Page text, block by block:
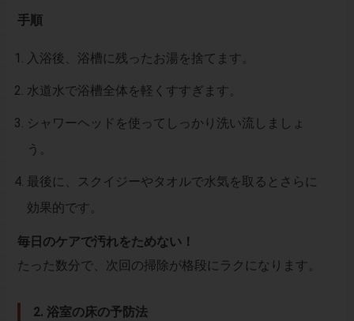
手順
入浴後、浴槽に残ったお湯を捨てます。
水道水で浴槽全体を軽くすすぎます。
シャワーヘッドを使ってしっかり洗い流しましょ
う。
最後に、スクイジーやタオルで水気を取るとさらに
効果的です。
毎日のケアで汚れをためない！
たった数分で、次回の掃除が格段にラクになります。
2. 浴室の床の予防法